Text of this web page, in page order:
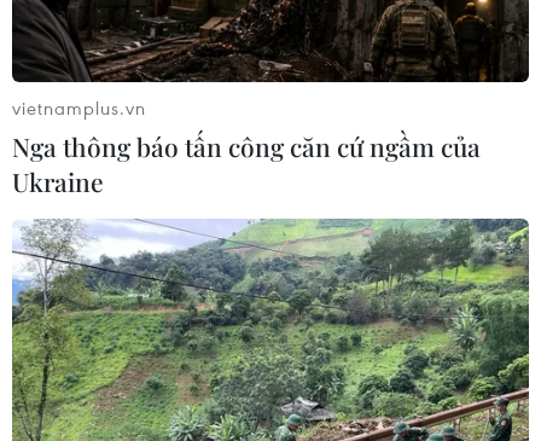
vietnamplus.vn
Nga thông báo tấn công căn cứ ngầm của
Ukraine